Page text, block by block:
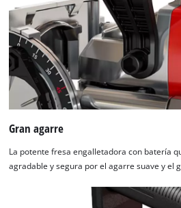
Gran agarre
La potente fresa engalletadora con batería
agradable y segura por el agarre suave y el